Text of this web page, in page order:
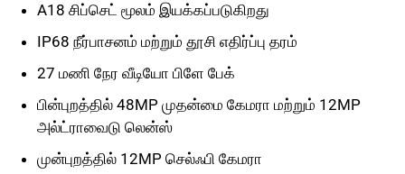
A18 சிப்செட் மூலம் இயக்கப்படுகிறது
IP68 நீர்பாசனம் மற்றும் தூசி எதிர்ப்பு தரம்
27 மணி நேர வீடியோ பிளே பேக்
பின்புறத்தில் 48MP முதன்மை கேமரா மற்றும் 12MP
அல்ட்ராவைடு லென்ஸ்
முன்புறத்தில் 12MP செல்ஃபி கேமரா